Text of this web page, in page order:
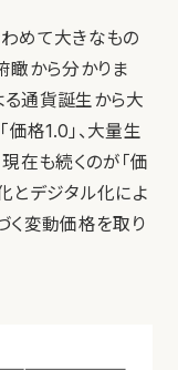
めて大きなもの
瞰から分かりま
通貨誕生から大
格1.0」、大量生
在も続くのが「価
とデジタル化によ
く変動価格を取り